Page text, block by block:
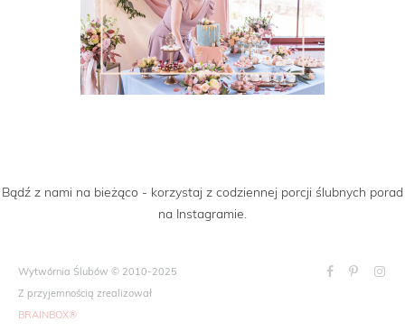
Bądź z nami na bieżąco - korzystaj z codziennej porcji ślubnych porad
na Instagramie.
Wytwórnia Ślubów © 2010-2025
Z przyjemnością zrealizował
BRAINBOX®